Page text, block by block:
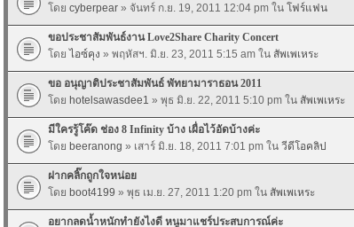
โดย cyberpear » จันทร์ ก.ย. 19, 2011 12:04 pm ใน โฟร์แฟน
ขอประชาสัมพันธ์งาน Love2Share Charity Concert
โดย ไอซ์คุง » พฤหัสฯ. มิ.ย. 23, 2011 5:15 am ใน สัพเพเหระ
ขอ อนุญาติประชาสัมพันธ์ พัทยามาราธอน 2011
โดย hotelsawasdee1 » พุธ มิ.ย. 22, 2011 5:10 pm ใน สัพเพเหระ
มีใครรู้โค๊ด ช่อง 8 Infinity บ้าง เผื่อไว้อัดบ้างค่ะ
โดย beeranong » เสาร์ มิ.ย. 18, 2011 7:01 pm ใน วีดีโอคลิป
ฝากคลิ๊กถูกใจหน่อย
โดย boot4199 » พุธ เม.ย. 27, 2011 1:20 pm ใน สัพเพเหระ
อยากลดน้ำหนักทำยังไงดี หนูมาแชร์ประสบการณ์ค่ะ